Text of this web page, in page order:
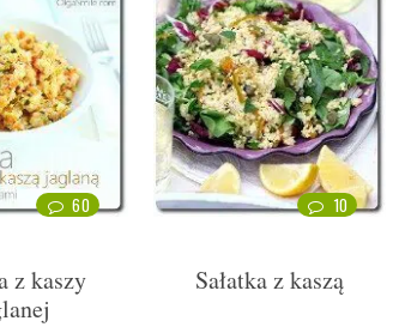
60
z kaszy
10
Sałatka z kaszą